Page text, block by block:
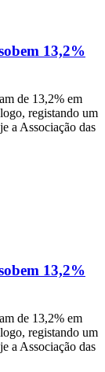
13,2%
de 13,2% em
registando um
a Associação das
13,2%
de 13,2% em
registando um
a Associação das